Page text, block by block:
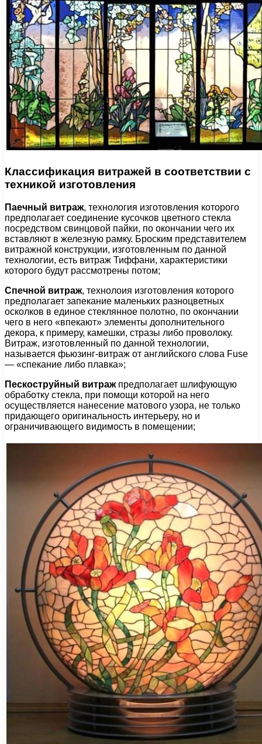
Классификация витражей в соответствии с
техникой изготовления
Паечный витраж, технология изготовления которого
предполагает соединение кусочков цветного стекла
посредством свинцовой пайки, по окончании чего их
вставляют в железную рамку. Броским представителем
витражной конструкции, изготовленным по данной
технологии, есть витраж Тиффани, характеристики
которого будут рассмотрены потом;
Спечной витраж, технолоия изготовления которого
предполагает запекание маленьких разноцветных
осколков в единое стеклянное полотно, по окончании
чего в него «впекают» элементы дополнительного
декора, к примеру, камешки, стразы либо проволоку.
Витраж, изготовленный по данной технологии,
называется фьюзинг-витраж от английского слова Fuse
— «спекание либо плавка»;
Пескоструйный витражпредполагает шлифующую
обработку стекла, при помощи которой на него
осуществляется нанесение матового узора, не только
придающего оригинальность интерьеру, но и
ограничивающего видимость в помещении;